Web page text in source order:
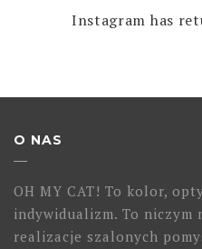
Instagram has
O NAS
OH MY CAT! To kolor,
indywidualizm. To niczym
realizacje szalonych